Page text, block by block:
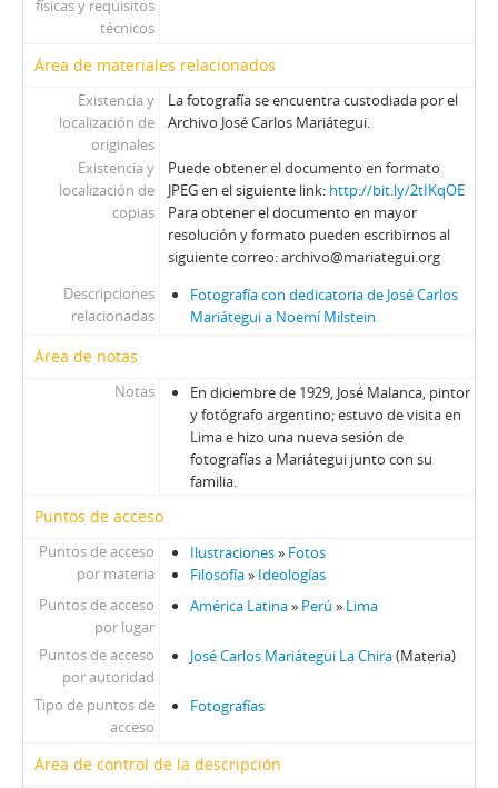
físicas y requisitos
técnicos
Área de materiales relacionados
Existencia y
localización de
originales
La fotografía se encuentra custodiada por el
Archivo José Carlos Mariátegui.
Existencia y
localización de
copias
Puede obtener el documento en formato
JPEG en el siguiente link: http://bit.ly/2tIKqOE
Para obtener el documento en mayor
resolución y formato pueden escribirnos al
siguiente correo: archivo@mariategui.org
Descripciones
relacionadas
Fotografía con dedicatoria de José Carlos
Mariátegui a Noemí Milstein
Área de notas
Notas
En diciembre de 1929, José Malanca, pintor
y fotógrafo argentino; estuvo de visita en
Lima e hizo una nueva sesión de
fotografías a Mariátegui junto con su
familia.
Puntos de acceso
Puntos de acceso
por materia
Ilustraciones» Fotos
Filosofía» Ideologías
Puntos de acceso
por lugar
América Latina» Perú » Lima
Puntos de acceso
por autoridad
José Carlos Mariátegui La Chira(Materia)
Tipo de puntos de
acceso
Fotografías
Área de control de la descripción